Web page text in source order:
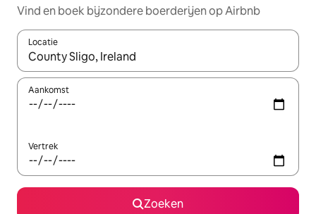
Vind en boek bijzondere boerderijen op Airbnb
Locatie
Wanneer er resultaten beschikbaar zijn, maak je een keuze
Aankomst
Vertrek
Zoeken